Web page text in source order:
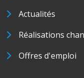
Actualités
Réalisations
Offres d'emploi